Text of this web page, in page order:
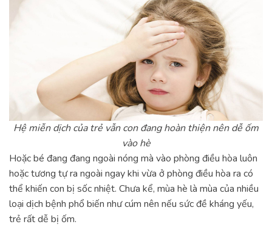
Hệ miễn dịch của trẻ vẫn con đang hoàn thiện nên dễ ốm
vào hè
Hoặc bé đang đang ngoài nóng mà vào phòng điều hòa luôn
hoặc tương tự ra ngoài ngay khi vừa ở phòng điều hòa ra có
thể khiến con bị sốc nhiệt. Chưa kể, mùa hè là mùa của nhiều
loại dịch bệnh phổ biến như cúm nên nếu sức đề kháng yếu,
trẻ rất dễ bị ốm.